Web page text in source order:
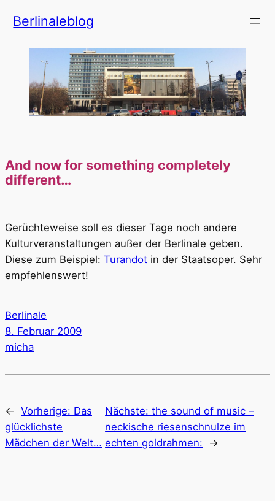
Inhalt
Berlinaleblog
And now for something completely
different…
Gerüchteweise soll es dieser Tage noch andere
Kulturveranstaltungen außer der Berlinale geben.
Diese zum Beispiel: Turandot in der Staatsoper. Sehr
empfehlenswert!
Berlinale
8. Februar 2009
micha
← Vorherige: Das
glücklichste
Mädchen der Welt…
Nächste:the sound of music –
neckische riesenschnulze im
echten goldrahmen:
→